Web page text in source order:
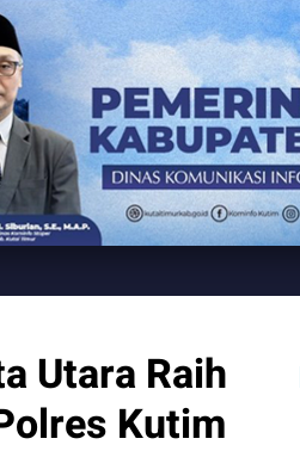
Utara Raih
Kutim